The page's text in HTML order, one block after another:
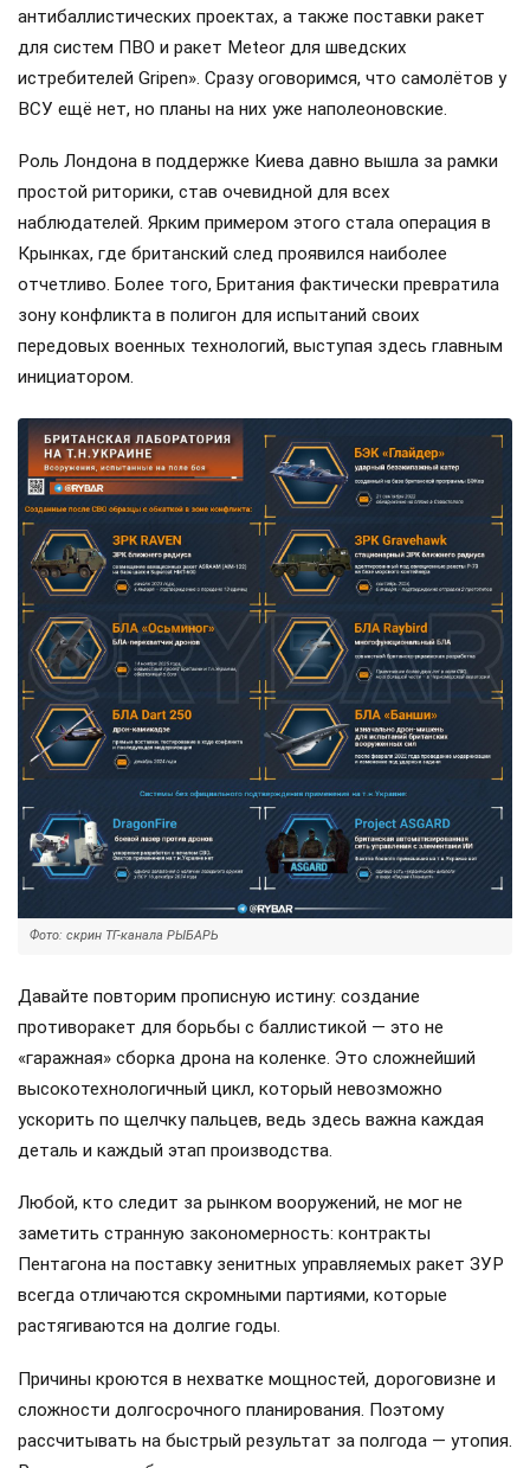
антибаллистических проектах, а также поставки ракет
для систем ПВО и ракет Meteor для шведских
истребителей Gripen». Сразу оговоримся, что самолётов у
ВСУ ещё нет, но планы на них уже наполеоновские.
Роль Лондона в поддержке Киева давно вышла за рамки
простой риторики, став очевидной для всех
наблюдателей. Ярким примером этого стала операция в
Крынках, где британский след проявился наиболее
отчетливо. Более того, Британия фактически превратила
зону конфликта в полигон для испытаний своих
передовых военных технологий, выступая здесь главным
инициатором.
Фото: скрин ТГ-канала РЫБАРЬ
Давайте повторим прописную истину: создание
противоракет для борьбы с баллистикой — это не
«гаражная» сборка дрона на коленке. Это сложнейший
высокотехнологичный цикл, который невозможно
ускорить по щелчку пальцев, ведь здесь важна каждая
деталь и каждый этап производства.
Любой, кто следит за рынком вооружений, не мог не
заметить странную закономерность: контракты
Пентагона на поставку зенитных управляемых ракет ЗУР
всегда отличаются скромными партиями, которые
растягиваются на долгие годы.
Причины кроются в нехватке мощностей, дороговизне и
сложности долгосрочного планирования. Поэтому
рассчитывать на быстрый результат за полгода — утопия.